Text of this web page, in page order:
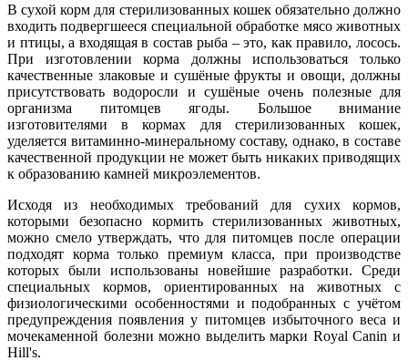
В сухой корм для стерилизованных кошек обязательно должно
входить подвергшееся специальной обработке мясо животных
и птицы, а входящая в состав рыба – это, как правило, лосось.
При изготовлении корма должны использоваться только
качественные злаковые и сушёные фрукты и овощи, должны
присутствовать водоросли и сушёные очень полезные для
организма питомцев ягоды. Большое внимание
изготовителями в кормах для стерилизованных кошек,
уделяется витаминно-минеральному составу, однако, в составе
качественной продукции не может быть никаких приводящих
к образованию камней микроэлементов.
Исходя из необходимых требований для сухих кормов,
которыми безопасно кормить стерилизованных животных,
можно смело утверждать, что для питомцев после операции
подходят корма только премиум класса, при производстве
которых были использованы новейшие разработки. Среди
специальных кормов, ориентированных на животных с
физиологическими особенностями и подобранных с учётом
предупреждения появления у питомцев избыточного веса и
мочекаменной болезни можно выделить марки Royal Canin и
Hill's.